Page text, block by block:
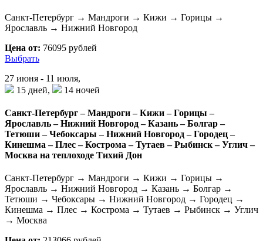
Санкт-Петербург → Мандроги → Кижи → Горицы →
Ярославль → Нижний Новгород
Цена от: 76095 рублей
Выбрать
27 июня - 11 июля,
15 дней,
14 ночей
Санкт-Петербург – Мандроги – Кижи – Горицы –
Ярославль – Нижний Новгород – Казань – Болгар –
Тетюши – Чебоксары – Нижний Новгород – Городец –
Кинешма – Плес – Кострома – Тутаев – Рыбинск – Углич –
Москва на теплоходе Тихий Дон
Санкт-Петербург → Мандроги → Кижи → Горицы →
Ярославль → Нижний Новгород → Казань → Болгар →
Тетюши → Чебоксары → Нижний Новгород → Городец →
Кинешма → Плес → Кострома → Тутаев → Рыбинск → Углич
→ Москва